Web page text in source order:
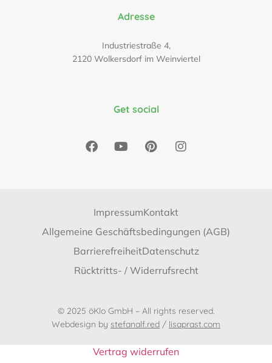
Adresse
Industriestraße 4,
2120 Wolkersdorf im Weinviertel
Get social
ImpressumKontakt
Allgemeine Geschäftsbedingungen (AGB)
BarrierefreiheitDatenschutz
Rücktritts- / Widerrufsrecht
© 2025 öKlo GmbH – All rights reserved.
Webdesign by stefanalf.red / lisaprast.com
Vertrag widerrufen